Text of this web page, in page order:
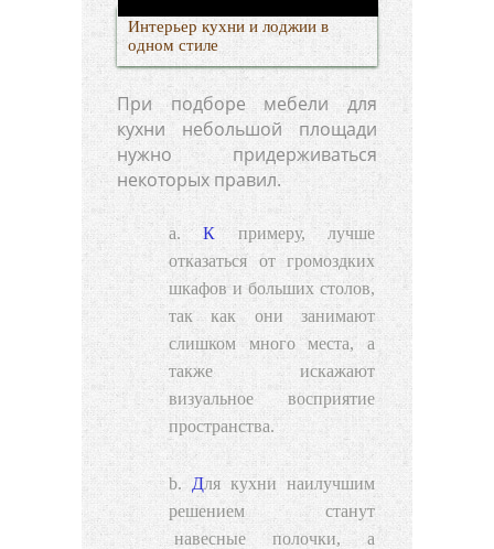
Интерьер кухни и лоджии в
одном стиле
При подборе мебели для
кухни небольшой площади
нужно придерживаться
некоторых правил.
К примеру, лучше
отказаться от громоздких
шкафов и больших столов,
так как они занимают
слишком много места, а
также искажают
визуальное восприятие
пространства.
Для кухни наилучшим
решением станут
навесные полочки, а